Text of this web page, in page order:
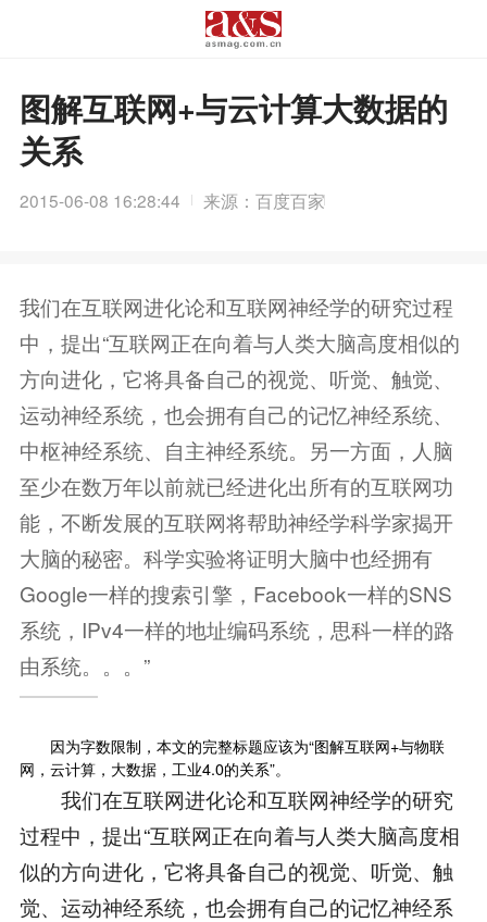
图解互联网+与云计算大数据的
关系
2015-06-08 16:28:44 来源：百度百家
我们在互联网进化论和互联网神经学的研究过程
中，提出“互联网正在向着与人类大脑高度相似的
方向进化，它将具备自己的视觉、听觉、触觉、
运动神经系统，也会拥有自己的记忆神经系统、
中枢神经系统、自主神经系统。另一方面，人脑
至少在数万年以前就已经进化出所有的互联网功
能，不断发展的互联网将帮助神经学科学家揭开
大脑的秘密。科学实验将证明大脑中也经拥有
Google一样的搜索引擎，Facebook一样的SNS
系统，IPv4一样的地址编码系统，思科一样的路
由系统。。。”
因为字数限制，本文的完整标题应该为“图解互联网+与物联
网，云计算，大数据，工业4.0的关系”。
我们在互联网进化论和互联网神经学的研究
过程中，提出“互联网正在向着与人类大脑高度相
似的方向进化，它将具备自己的视觉、听觉、触
觉、运动神经系统，也会拥有自己的记忆神经系